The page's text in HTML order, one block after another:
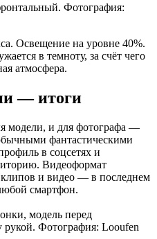
Фотография:
Освещение на уровне 40%.
в темноту, за счёт чего
атмосфера.
— итоги
модели, и для фотографа —
фантастическими
в соцсетях и
Видеоформат
клипов и видео — в последнем
смартфон.
модель перед
рукой. Фотография: Looufen